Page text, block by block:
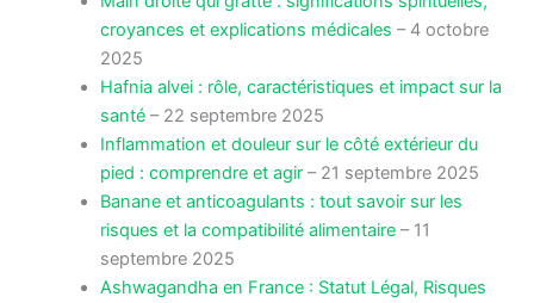
croyances et explications médicales – 4 octobre
2025
Hafnia alvei : rôle, caractéristiques et impact sur la
santé– 22 septembre 2025
Inflammation et douleur sur le côté extérieur du
pied : comprendre et agir– 21 septembre 2025
Banane et anticoagulants : tout savoir sur les
risques et la compatibilité alimentaire– 11
septembre 2025
Ashwagandha en France : Statut Légal, Risques